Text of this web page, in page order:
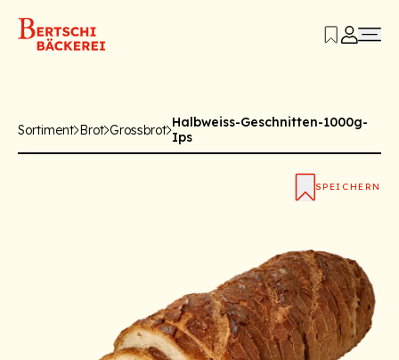
Sortiment Brot Grossbrot Halbweiss-Geschnitten-1000g-
Ips
SPEICHERN